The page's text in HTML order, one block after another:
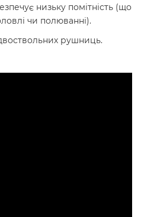
низьку помітність (що
чи полюванні).
рушниць.